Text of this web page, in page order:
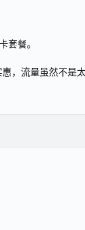
套餐。
，流量虽然不是